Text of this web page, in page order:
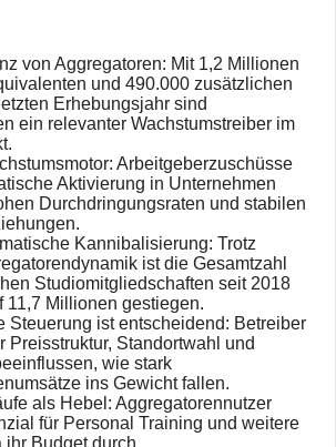
von Aggregatoren: Mit 1,2 Millionen
und 490.000 zusätzlichen
Erhebungsjahr sind
ein relevanter Wachstumstreiber im
Arbeitgeberzuschüsse
Aktivierung in Unternehmen
Durchdringungsraten und stabilen
Kannibalisierung: Trotz
ist die Gesamtzahl
Studiomitgliedschaften seit 2018
11,7 Millionen gestiegen.
Steuerung ist entscheidend: Betreiber
Preisstruktur, Standortwahl und
wie stark
ins Gewicht fallen.
als Hebel: Aggregatorennutzer
für Personal Training und weitere